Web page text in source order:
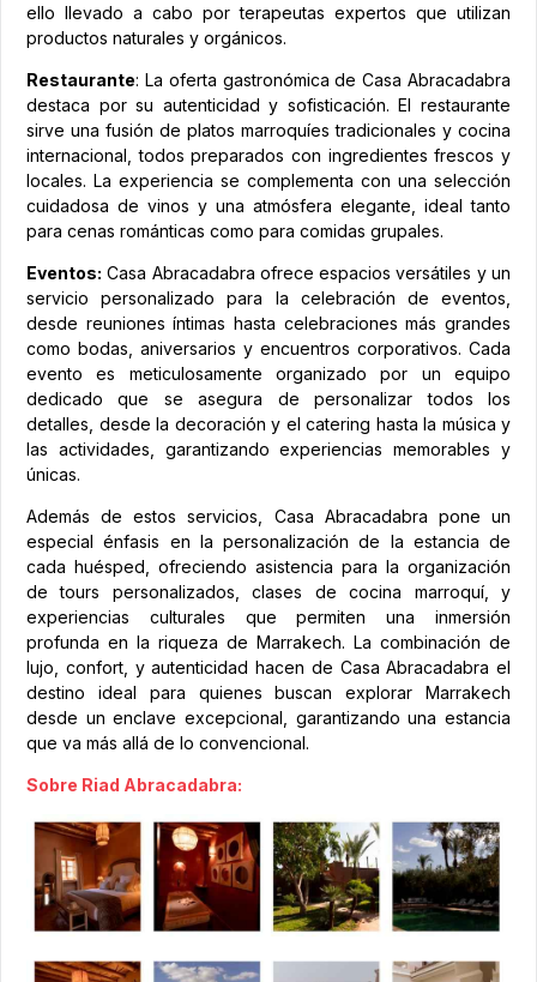
ello llevado a cabo por terapeutas expertos que utilizan
productos naturales y orgánicos.
Restaurante: La oferta gastronómica de Casa Abracadabra
destaca por su autenticidad y sofisticación. El restaurante
sirve una fusión de platos marroquíes tradicionales y cocina
internacional, todos preparados con ingredientes frescos y
locales. La experiencia se complementa con una selección
cuidadosa de vinos y una atmósfera elegante, ideal tanto
para cenas románticas como para comidas grupales.
Eventos: Casa Abracadabra ofrece espacios versátiles y un
servicio personalizado para la celebración de eventos,
desde reuniones íntimas hasta celebraciones más grandes
como bodas, aniversarios y encuentros corporativos. Cada
evento es meticulosamente organizado por un equipo
dedicado que se asegura de personalizar todos los
detalles, desde la decoración y el catering hasta la música y
las actividades, garantizando experiencias memorables y
únicas.
Además de estos servicios, Casa Abracadabra pone un
especial énfasis en la personalización de la estancia de
cada huésped, ofreciendo asistencia para la organización
de tours personalizados, clases de cocina marroquí, y
experiencias culturales que permiten una inmersión
profunda en la riqueza de Marrakech. La combinación de
lujo, confort, y autenticidad hacen de Casa Abracadabra el
destino ideal para quienes buscan explorar Marrakech
desde un enclave excepcional, garantizando una estancia
que va más allá de lo convencional.
Sobre Riad Abracadabra: